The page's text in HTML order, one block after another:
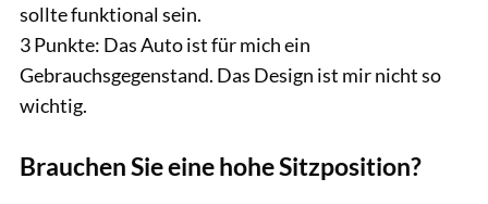
sollte funktional sein.
3 Punkte: Das Auto ist für mich ein
Gebrauchsgegenstand. Das Design ist mir nicht so
wichtig.
Brauchen Sie eine hohe Sitzposition?